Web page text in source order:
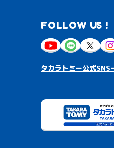
FOLLOW US !
タカラトミー公式SNS